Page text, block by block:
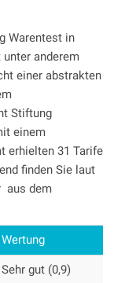
Warentest in
anderem
einer abstrakten
Stiftung
einem
erhielten 31 Tarife
finden Sie laut
aus dem
Wertung
Sehr gut (0,9)